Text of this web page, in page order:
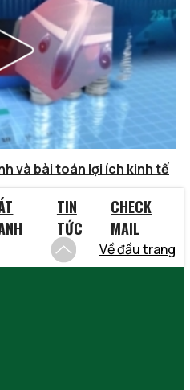
và bài toán lợi ích kinh tế
TIN
TỨC
CHECK
MAIL
Về đầu trang